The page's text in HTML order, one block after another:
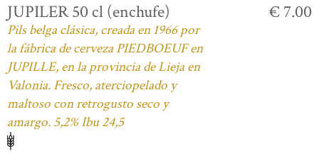
JUPILER 50 cl (enchufe)
Pils belga clásica, creada en 1966 por
la fábrica de cerveza PIEDBOEUF en
JUPILLE, en la provincia de Lieja en
Valonia. Fresco, aterciopelado y
maltoso con retrogusto seco y
amargo. 5,2% Ibu 24,5
€ 7.00